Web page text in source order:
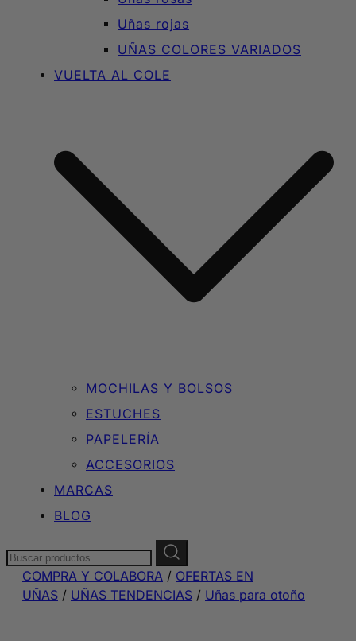
Uñas rojas
UÑAS COLORES VARIADOS
VUELTA AL COLE
MOCHILAS Y BOLSOS
ESTUCHES
PAPELERÍA
ACCESORIOS
MARCAS
BLOG
Buscar:
COMPRA Y COLABORA / OFERTAS EN
UÑAS / UÑAS TENDENCIAS / Uñas para otoño